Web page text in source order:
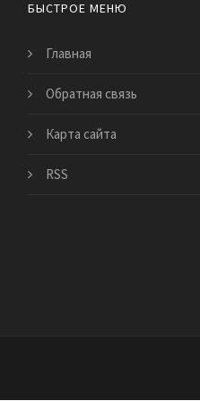
БЫСТРОЕ МЕНЮ
Главная
Обратная связь
Карта сайта
RSS